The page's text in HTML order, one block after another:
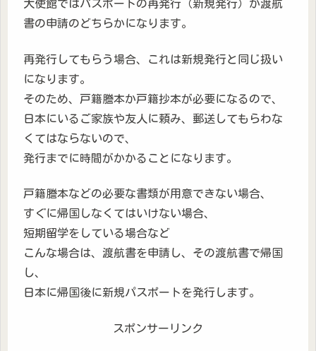
大使館ではパスポートの再発行（新規発行）か渡航
書の申請のどちらかになります。
再発行してもらう場合、これは新規発行と同じ扱い
になります。
そのため、戸籍謄本か戸籍抄本が必要になるので、
日本にいるご家族や友人に頼み、郵送してもらわな
くてはならないので、
発行までに時間がかかることになります。
戸籍謄本などの必要な書類が用意できない場合、
すぐに帰国しなくてはいけない場合、
短期留学をしている場合など
こんな場合は、渡航書を申請し、その渡航書で帰国
し、
日本に帰国後に新規パスポートを発行します。
スポンサーリンク